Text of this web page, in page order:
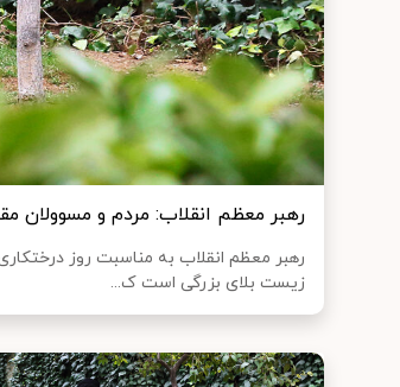
رهبر معظم انقلاب: مردم و مسوولان
رهبر معظم انقلاب به مناسبت روز
زیست بلای بزرگی است ک...